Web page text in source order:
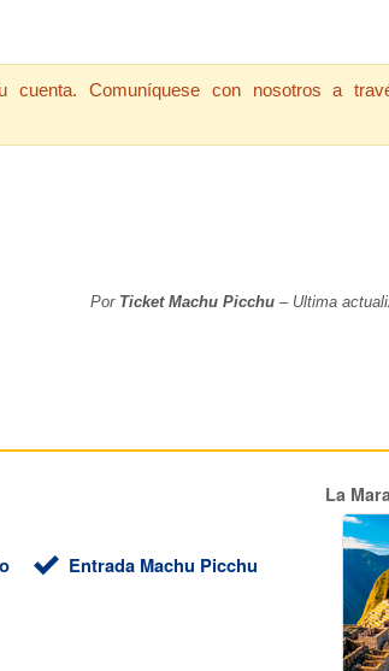
cuenta. Comuníquese con nosotros a
Por Ticket Machu Picchu– Ultima
Entrada Machu Picchu
La